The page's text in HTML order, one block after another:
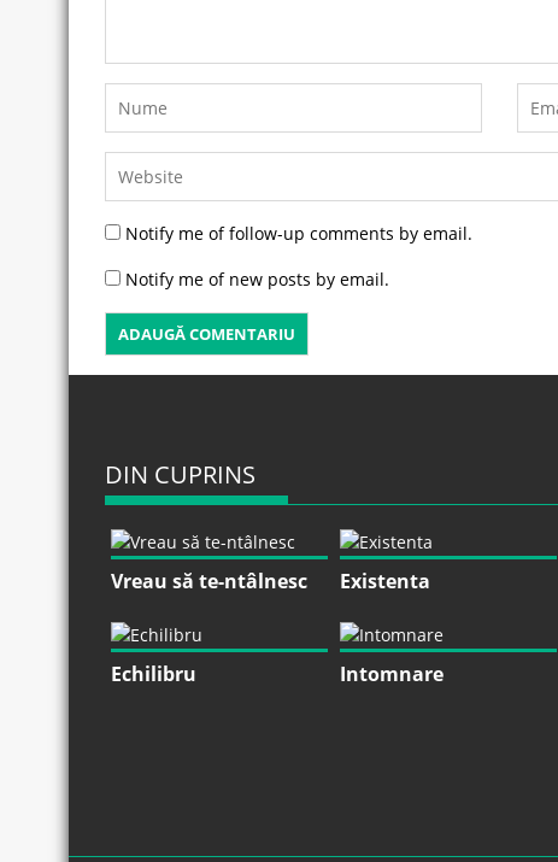
Notify me of follow-up comments by email.
Notify me of new posts by email.
DIN CUPRINS
Vreau să te-ntâlnesc Existenta
Echilibru Intomnare